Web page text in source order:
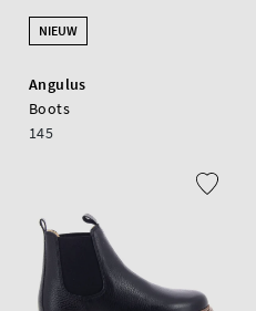
NIEUW
Angulus
Boots
145